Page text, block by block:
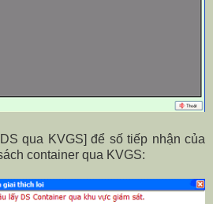
qua KVGS] để số tiếp nhận của
container qua KVGS: